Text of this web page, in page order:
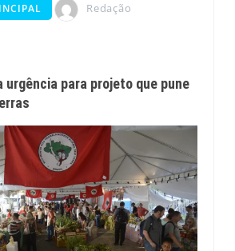
Redação
urgência para projeto que pune